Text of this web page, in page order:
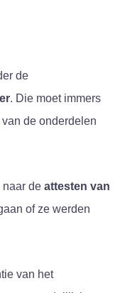
de
. Die moet immers
de onderdelen
naar de attesten van
of ze werden
van het